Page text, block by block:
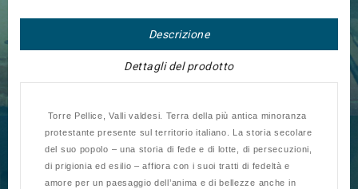
Descrizione
Dettagli del prodotto
Torre Pellice, Valli valdesi. Terra della più antica minoranza
protestante presente sul territorio italiano. La storia secolare
del suo popolo – una storia di fede e di lotte, di persecuzioni,
di prigionia ed esilio – affiora con i suoi tratti di fedeltà e
amore per un paesaggio dell’anima e di bellezze anche in